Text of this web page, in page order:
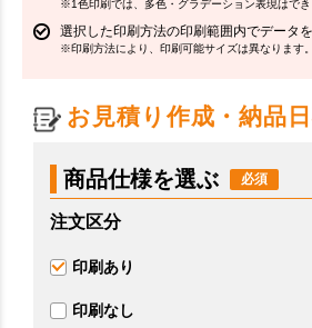
※1色印刷では、多色・グラデーション表現はでき
選択した印刷方法の印刷範囲内でデータ
※印刷方法により、印刷可能サイズは異なります。
お見積り作成・納品
商品仕様を選ぶ
注文区分
印刷あり
印刷なし